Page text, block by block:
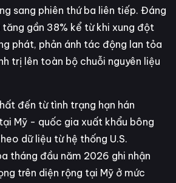
sang phiên thứ ba liên tiếp. Đáng
gần 38% kể từ khi xung đột
phát, phản ánh tác động lan tỏa
trị lên toàn bộ chuỗi nguyên liệu
đến từ tình trạng hạn hán
Mỹ - quốc gia xuất khẩu bông
dữ liệu từ hệ thống U.S.
tháng đầu năm 2026 ghi nhận
trên diện rộng tại Mỹ ở mức